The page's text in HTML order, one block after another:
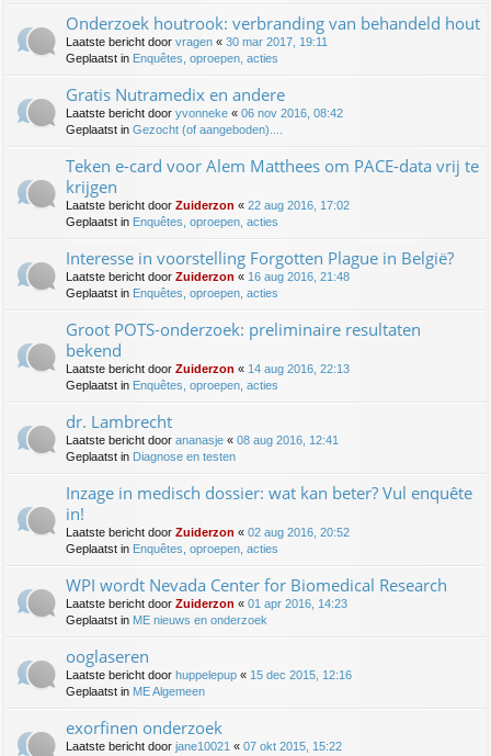
Onderzoek houtrook: verbranding van behandeld hout
Laatste bericht door vragen « 30 mar 2017, 19:11
Geplaatst in Enquêtes, oproepen, acties
Gratis Nutramedix en andere
Laatste bericht door yvonneke « 06 nov 2016, 08:42
Geplaatst in Gezocht (of aangeboden)....
Teken e-card voor Alem Matthees om PACE-data vrij te
krijgen
Laatste bericht door Zuiderzon « 22 aug 2016, 17:02
Geplaatst in Enquêtes, oproepen, acties
Interesse in voorstelling Forgotten Plague in België?
Laatste bericht door Zuiderzon « 16 aug 2016, 21:48
Geplaatst in Enquêtes, oproepen, acties
Groot POTS-onderzoek: preliminaire resultaten
bekend
Laatste bericht door Zuiderzon « 14 aug 2016, 22:13
Geplaatst in Enquêtes, oproepen, acties
dr. Lambrecht
Laatste bericht door ananasje « 08 aug 2016, 12:41
Geplaatst in Diagnose en testen
Inzage in medisch dossier: wat kan beter? Vul enquête
in!
Laatste bericht door Zuiderzon « 02 aug 2016, 20:52
Geplaatst in Enquêtes, oproepen, acties
WPI wordt Nevada Center for Biomedical Research
Laatste bericht door Zuiderzon « 01 apr 2016, 14:23
Geplaatst in ME nieuws en onderzoek
ooglaseren
Laatste bericht door huppelepup « 15 dec 2015, 12:16
Geplaatst in ME Algemeen
exorfinen onderzoek
Laatste bericht door jane10021 « 07 okt 2015, 15:22